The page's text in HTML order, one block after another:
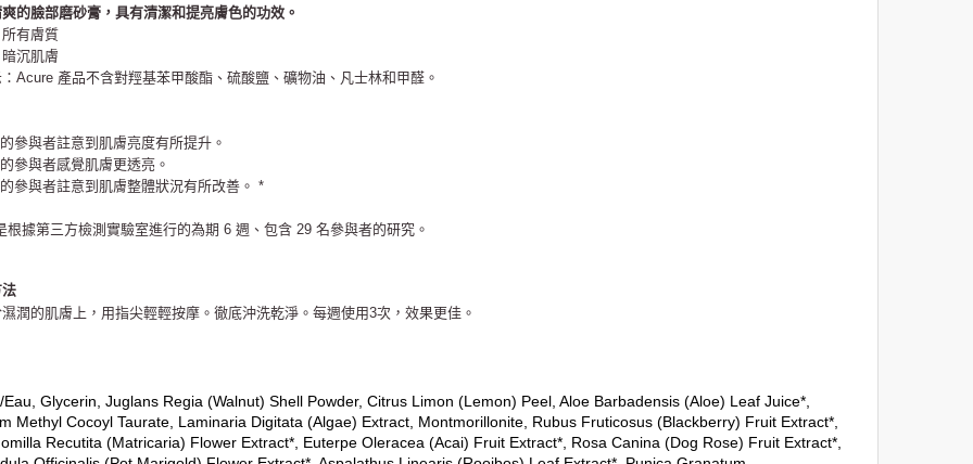
的臉部磨砂膏，具有清潔和提亮膚色的功效。
有膚質
沉肌膚
Acure 產品不含對羥基苯甲酸酯、硫酸鹽、礦物油、凡士林和甲醛。
參與者註意到肌膚亮度有所提升。
參與者感覺肌膚更透亮。
參與者註意到肌膚整體狀況有所改善。 *
根據第三方檢測實驗室進行的為期 6 週、包含 29 名參與者的研究。
潤的肌膚上，用指尖輕輕按摩。 徹底沖洗乾淨。 每週使用3次，效果更佳。
Eau, Glycerin, Juglans Regia (Walnut) Shell Powder, Citrus Limon (Lemon) Peel, Aloe Barbadensis (Aloe) Leaf Juice*,
Methyl Cocoyl Taurate, Laminaria Digitata (Algae) Extract, Montmorillonite, Rubus Fruticosus (Blackberry) Fruit Extract*,
Recutita (Matricaria) Flower Extract*, Euterpe Oleracea (Acai) Fruit Extract*, Rosa Canina (Dog Rose) Fruit Extract*,